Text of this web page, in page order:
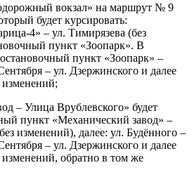
вокзал» на маршрут № 9
будет курсировать:
4» – ул. Тимирязева (без
пункт «Зоопарк». В
пункт «Зоопарк» –
– ул. Дзержинского и далее
– Улица Врублевского» будет
пункт «Механический завод» –
изменений), далее: ул. Будённого –
– ул. Дзержинского и далее
обратно в том же